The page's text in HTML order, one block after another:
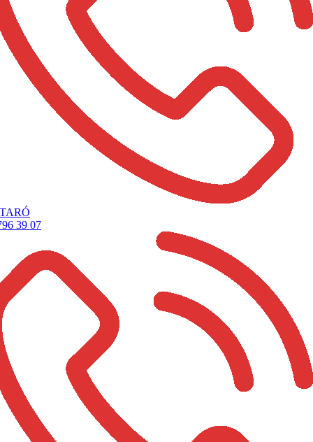
39 07